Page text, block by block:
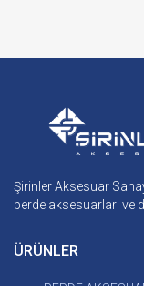
Şirinler Aksesuar
perde aksesuarları ve
ÜRÜNLER